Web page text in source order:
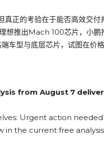
正的考验在于能否高效交
想推出Mach 100芯片，小
车型与底层芯片，试图在价
from August 7
Urgent action
the current free